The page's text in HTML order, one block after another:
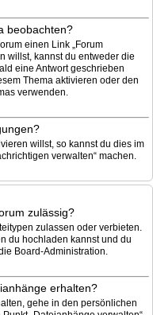
beobachten?
einen Link „Forum
willst, kannst du entweder die
eine Antwort geschrieben
Thema aktivieren oder den
verwenden.
willst, so kannst du dies im
verwalten“ machen.
zulässig?
zulassen oder verbieten.
du hochladen kannst und du
Board-Administration.
erhalten?
gehe in den persönlichen